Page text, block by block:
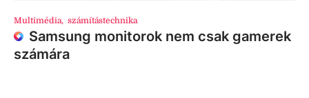
Multimédia, számítástechnika
Samsung monitorok nem csak gamerek
számára